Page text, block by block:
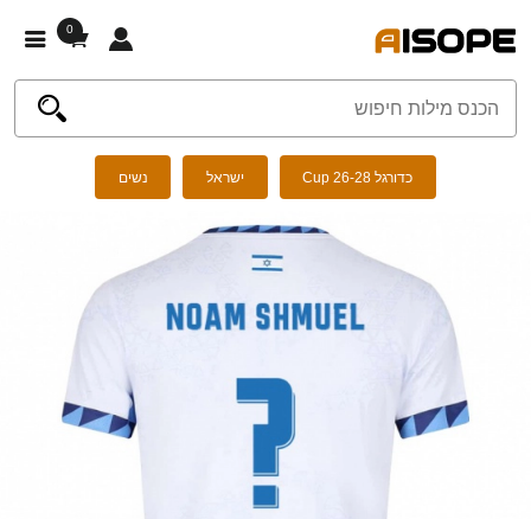
0
כדורגל Cup 26-28 ישראל נשים